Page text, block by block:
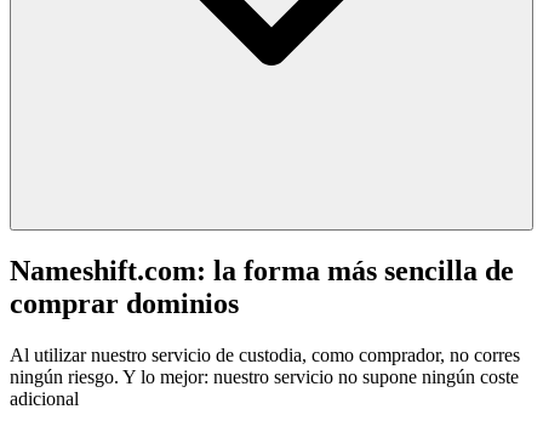
Nameshift.com: la forma más sencilla de
comprar dominios
Al utilizar nuestro servicio de custodia, como comprador, no corres
ningún riesgo. Y lo mejor: nuestro servicio no supone ningún coste
adicional